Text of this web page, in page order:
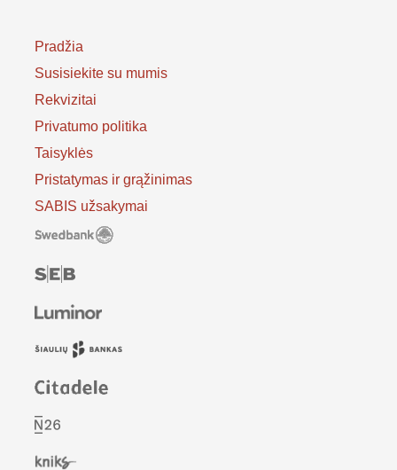
Pradžia
Susisiekite su mumis
Rekvizitai
Privatumo politika
Taisyklės
Pristatymas ir grąžinimas
SABIS užsakymai